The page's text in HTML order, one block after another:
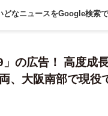
どなニュースをGoogle検索
の広告！ 高度成
、大阪南部で現役